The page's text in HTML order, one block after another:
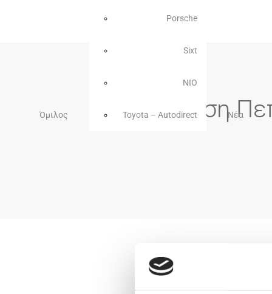
Όμιλος
Porsche
Sixt
NIO
Toyota – Autodirect Νέα
Έκθεση